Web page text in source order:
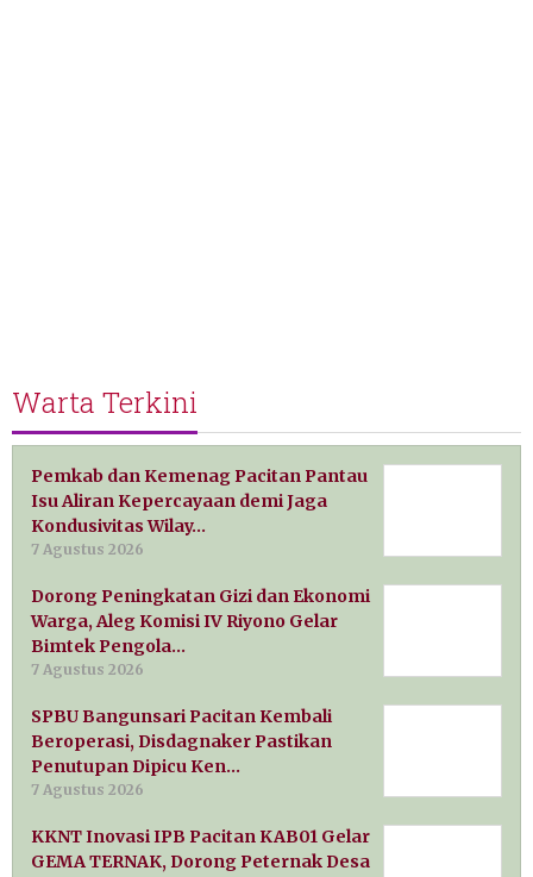
Warta Terkini
Pemkab dan Kemenag Pacitan Pantau
Isu Aliran Kepercayaan demi Jaga
Kondusivitas Wilay…
7 Agustus 2026
Dorong Peningkatan Gizi dan Ekonomi
Warga, Aleg Komisi IV Riyono Gelar
Bimtek Pengola…
7 Agustus 2026
SPBU Bangunsari Pacitan Kembali
Beroperasi, Disdagnaker Pastikan
Penutupan Dipicu Ken…
7 Agustus 2026
KKNT Inovasi IPB Pacitan KAB01 Gelar
GEMA TERNAK, Dorong Peternak Desa